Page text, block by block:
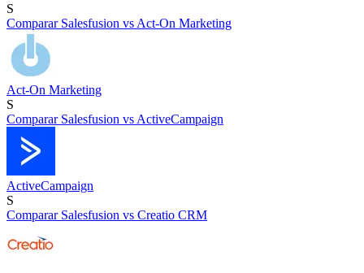
S
Comparar Salesfusion vs Act-On Marketing
Act-On Marketing
S
Comparar Salesfusion vs ActiveCampaign
ActiveCampaign
S
Comparar Salesfusion vs Creatio CRM